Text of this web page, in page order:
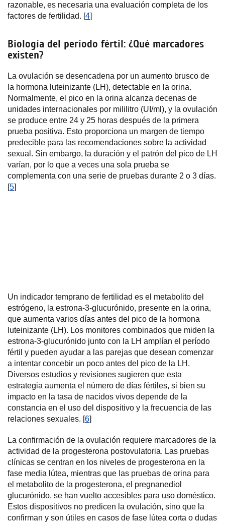
razonable, es necesaria una evaluación completa de los
factores de fertilidad. [4]
Biología del período fértil: ¿Qué marcadores
existen?
La ovulación se desencadena por un aumento brusco de
la hormona luteinizante (LH), detectable en la orina.
Normalmente, el pico en la orina alcanza decenas de
unidades internacionales por mililitro (UI/ml), y la ovulación
se produce entre 24 y 25 horas después de la primera
prueba positiva. Esto proporciona un margen de tiempo
predecible para las recomendaciones sobre la actividad
sexual. Sin embargo, la duración y el patrón del pico de LH
varían, por lo que a veces una sola prueba se
complementa con una serie de pruebas durante 2 o 3 días.
[5]
Un indicador temprano de fertilidad es el metabolito del
estrógeno, la estrona-3-glucurónido, presente en la orina,
que aumenta varios días antes del pico de la hormona
luteinizante (LH). Los monitores combinados que miden la
estrona-3-glucurónido junto con la LH amplían el período
fértil y pueden ayudar a las parejas que desean comenzar
a intentar concebir un poco antes del pico de la LH.
Diversos estudios y revisiones sugieren que esta
estrategia aumenta el número de días fértiles, si bien su
impacto en la tasa de nacidos vivos depende de la
constancia en el uso del dispositivo y la frecuencia de las
relaciones sexuales. [6]
La confirmación de la ovulación requiere marcadores de la
actividad de la progesterona postovulatoria. Las pruebas
clínicas se centran en los niveles de progesterona en la
fase media lútea, mientras que las pruebas de orina para
el metabolito de la progesterona, el pregnanediol
glucurónido, se han vuelto accesibles para uso doméstico.
Estos dispositivos no predicen la ovulación, sino que la
confirman y son útiles en casos de fase lútea corta o dudas